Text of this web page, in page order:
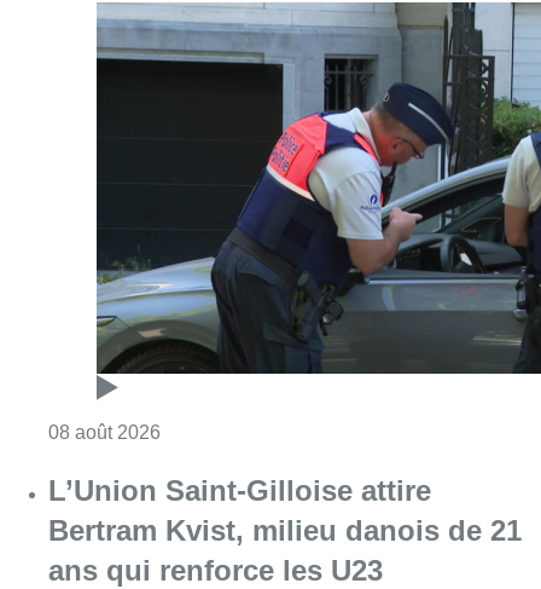
08 août 2026
L’Union Saint-Gilloise attire
Bertram Kvist, milieu danois de 21
ans qui renforce les U23